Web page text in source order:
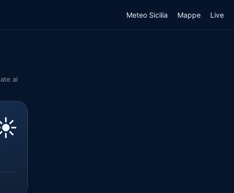
Meteo Sicilia Mappe Live
al